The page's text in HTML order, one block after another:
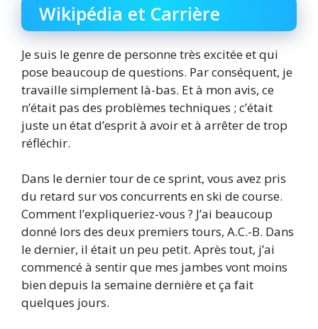
Wikipédia et Carrière
Je suis le genre de personne très excitée et qui
pose beaucoup de questions. Par conséquent, je
travaille simplement là-bas. Et à mon avis, ce
n’était pas des problèmes techniques ; c’était
juste un état d’esprit à avoir et à arrêter de trop
réfléchir.
Dans le dernier tour de ce sprint, vous avez pris
du retard sur vos concurrents en ski de course.
Comment l’expliqueriez-vous ? J’ai beaucoup
donné lors des deux premiers tours, A.C.-B. Dans
le dernier, il était un peu petit. Après tout, j’ai
commencé à sentir que mes jambes vont moins
bien depuis la semaine dernière et ça fait
quelques jours.